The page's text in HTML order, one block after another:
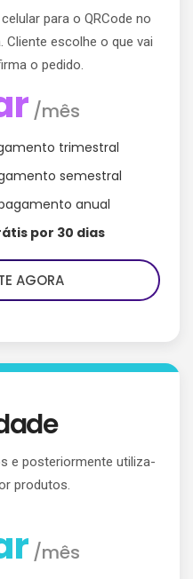
para o QRCode no
Cliente escolhe o que vai
o pedido.
/mês
trimestral
semestral
anual
por 30 dias
AGORA
e posteriormente utiliza-
produtos.
/mês